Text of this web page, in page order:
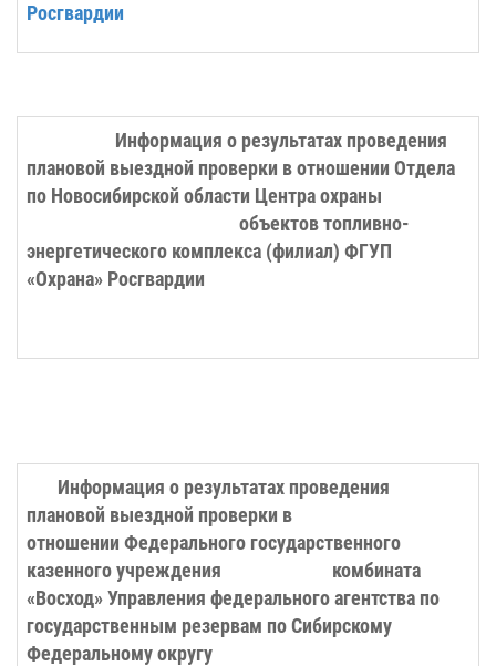
Росгвардии
Информация о результатах проведения
плановой выездной проверки в отношении Отдела
по Новосибирской области Центра охраны
объектов топливно-
энергетического комплекса (филиал) ФГУП
«Охрана» Росгвардии
Информация о результатах проведения
плановой выездной проверки в
отношении Федерального государственного
казенного учреждения комбината
«Восход» Управления федерального агентства по
государственным резервам по Сибирскому
Федеральному округу